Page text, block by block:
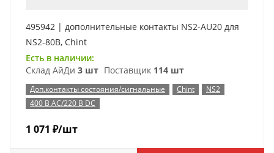
495942 | дополнительные контакты NS2-AU20 для
NS2-80B, Chint
Есть в наличии:
Склад АйДи 3 шт Поставщик 114 шт
Доп.контакты состояния/сигнальные Chint
NS2
400 В AC/220 В DC
1 071 ₽/шт